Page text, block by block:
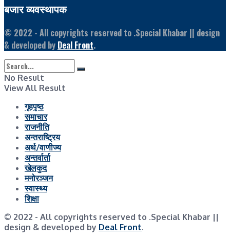
बजार व्यवस्थापक
© 2022 - All copyrights reserved to .Special Khabar || design
& developed by Deal Front.
No Result
View All Result
गृहपृष्ठ
समाचार
राजनीति
अन्तराष्ट्रिय
अर्थ/वाणीज्य
अन्तर्वार्ता
खेलकुद
मनोरञ्जन
स्वास्थ्य
शिक्षा
© 2022 - All copyrights reserved to .Special Khabar ||
design & developed by Deal Front.